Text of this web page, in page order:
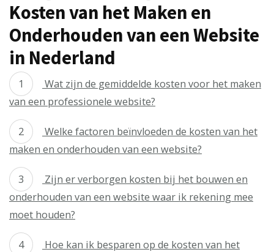
Kosten van het Maken en
Onderhouden van een Website
in Nederland
Wat zijn de gemiddelde kosten voor het maken
van een professionele website?
Welke factoren beïnvloeden de kosten van het
maken en onderhouden van een website?
Zijn er verborgen kosten bij het bouwen en
onderhouden van een website waar ik rekening mee
moet houden?
Hoe kan ik besparen op de kosten van het